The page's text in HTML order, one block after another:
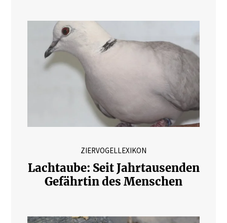
ZIERVOGELLEXIKON
Lachtaube: Seit Jahrtausenden
Gefährtin des Menschen